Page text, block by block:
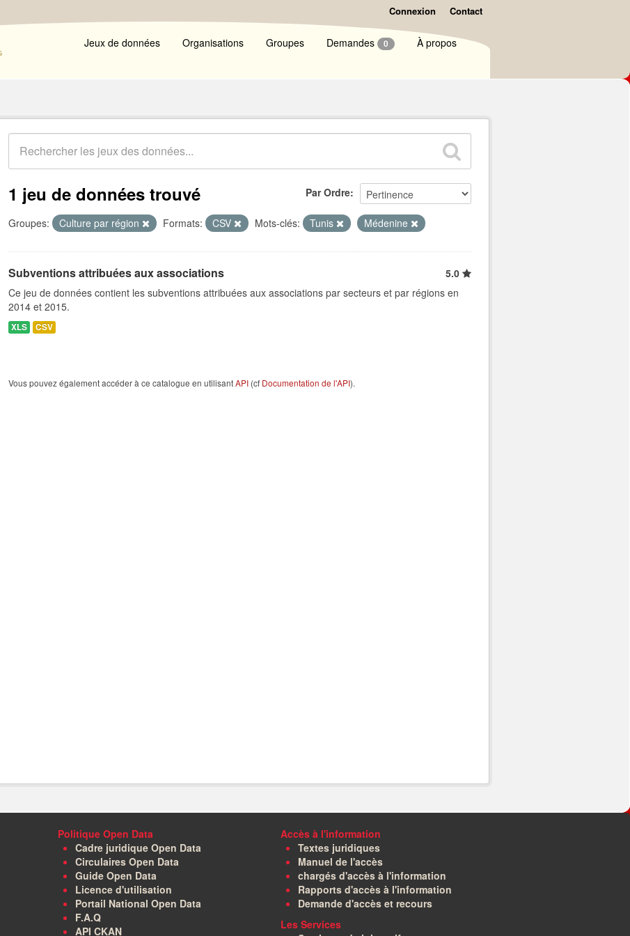
Connexion Contact
Jeux de données Organisations Groupes Demandes 0 À propos
Par Ordre
1 jeu de données trouvé
Groupes: Culture par région Formats: CSV Mots-clés: Tunis Médenine
Subventions attribuées aux associations
5.0
Ce jeu de données contient les subventions attribuées aux associations par secteurs et par régions en
2014 et 2015.
XLS CSV
Vous pouvez également accéder à ce catalogue en utilisantAPI (cf Documentation de l'API).
Politique Open Data
Cadre juridique Open Data
Circulaires Open Data
Guide Open Data
Licence d'utilisation
Portail National Open Data
F.A.Q
API CKAN
Accès à l'information
Textes juridiques
Manuel de l'accès
chargés d'accès à l'information
Rapports d'accès à l'information
Demande d'accès et recours
Les Services